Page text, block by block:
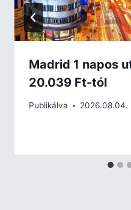
Madrid 1 napos
20.039 Ft-tól
Publikálva 2026.08.04.